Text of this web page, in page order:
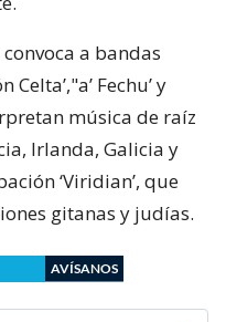
a bandas
Celta’,"a’ Fechu’ y
música de raíz
Irlanda, Galicia y
‘Viridian’, que
gitanas y judías.
AVÍSANOS